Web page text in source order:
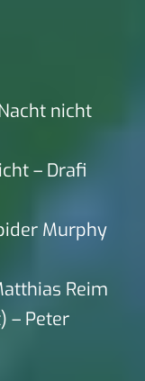
nicht
– Drafi
Murphy
Reim
– Peter